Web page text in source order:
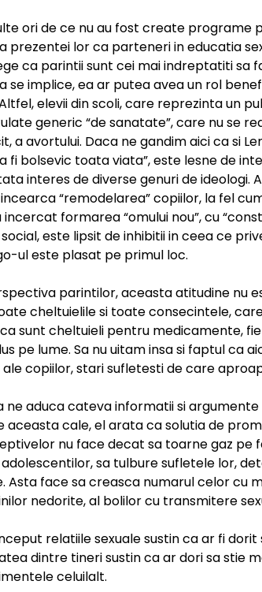
ori de ce nu au fost create programe
lor ca parteneri in educatia
ca parintii sunt cei mai indreptatiti sa
se implice, ea ar putea avea un rol
elevii din scoli, care reprezinta un
generic “de sanatate”, care nu se
a avortului. Daca ne gandim aici ca si
fi bolsevic toata viata”, este lesne de
interes de diverse genuri de
“remodelarea” copiilor, la fel
formarea “omului nou”, cu
este lipsit de inhibitii in ceea ce
ul este plasat pe primul loc.
parintilor, aceasta atitudine nu
cheltuielile si toate consecintele,
sunt cheltuieli pentru medicamente,
pe lume. Sa nu uitam insa si faptul ca
copiilor, stari sufletesti de care
ne aduca cateva informatii si
aceasta cale, el arata ca solutia de
nu face decat sa toarne gaz pe
sa tulbure sufletele lor,
Asta face sa creasca numarul celor cu
nedorite, al bolilor cu transmitere
relatiile sexuale sustin ca ar fi
dintre tineri sustin ca ar dori sa stie
celuilalt.